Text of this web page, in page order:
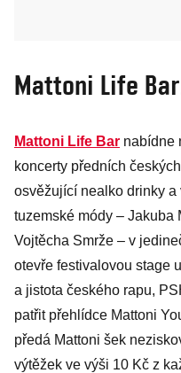
Mattoni Life
Mattoni Life Bar nabídne
koncerty předních
osvěžující nealko drinky
tuzemské módy – Jakuba
Vojtěcha Smrže – v
otevře festivalovou stage
a jistota českého rapu,
patřit přehlídce Mattoni
předá Mattoni šek
výtěžek ve výši 10 Kč z